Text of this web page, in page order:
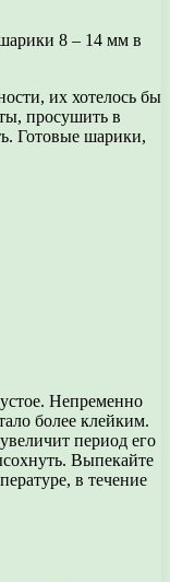
8 – 14 мм в
их хотелось бы
просушить в
Готовые шарики,
Непременно
более клейким.
период его
Выпекайте
в течение